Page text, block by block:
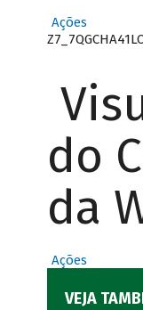
Ações
do
da
Ações
VEJA